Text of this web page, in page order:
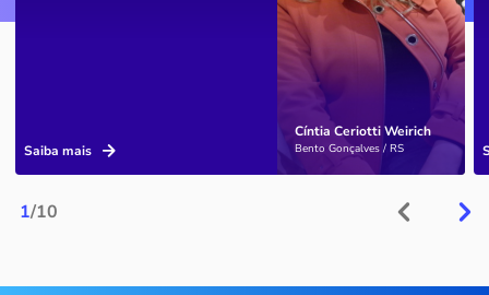
1/10
Cíntia Ceriotti Weirich
Bento Gonçalves / RS
Saiba mais